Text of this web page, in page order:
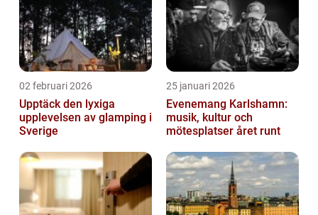
02 februari 2026
Upptäck den lyxiga
upplevelsen av glamping i
Sverige
25 januari 2026
Evenemang Karlshamn:
musik, kultur och
mötesplatser året runt